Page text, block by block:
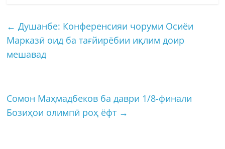
← Душанбе: Конференсияи чоруми Осиёи
Марказӣ оид ба тағйирёбии иқлим доир
мешавад
Сомон Маҳмадбеков ба даври 1/8-финали
Бозиҳои олимпӣ роҳ ёфт →